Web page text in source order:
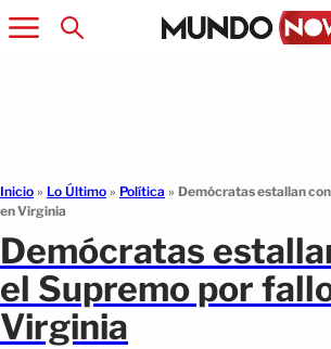
Inicio » Lo Último » Política » Demócratas estallan
en Virginia
Demócratas
el Supremo por
Virginia